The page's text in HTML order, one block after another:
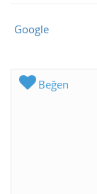
Google
Beğen